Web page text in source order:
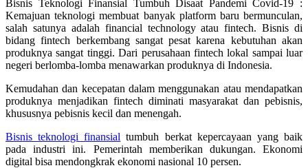
Bisnis Teknologi Finansial Tumbuh Disaat Pandemi Covid-19 :
Kemajuan teknologi membuat banyak platform baru bermunculan,
salah satunya adalah financial technology atau fintech. Bisnis di
bidang fintech berkembang sangat pesat karena kebutuhan akan
produknya sangat tinggi. Dari perusahaan fintech lokal sampai luar
negeri berlomba-lomba menawarkan produknya di Indonesia.
Kemudahan dan kecepatan dalam menggunakan atau mendapatkan
produknya menjadikan fintech diminati masyarakat dan pebisnis,
khususnya pebisnis kecil dan menengah.
Bisnis teknologi finansial tumbuh berkat kepercayaan yang baik
pada industri ini. Pemerintah memberikan dukungan. Ekonomi
digital bisa mendongkrak ekonomi nasional 10 persen.